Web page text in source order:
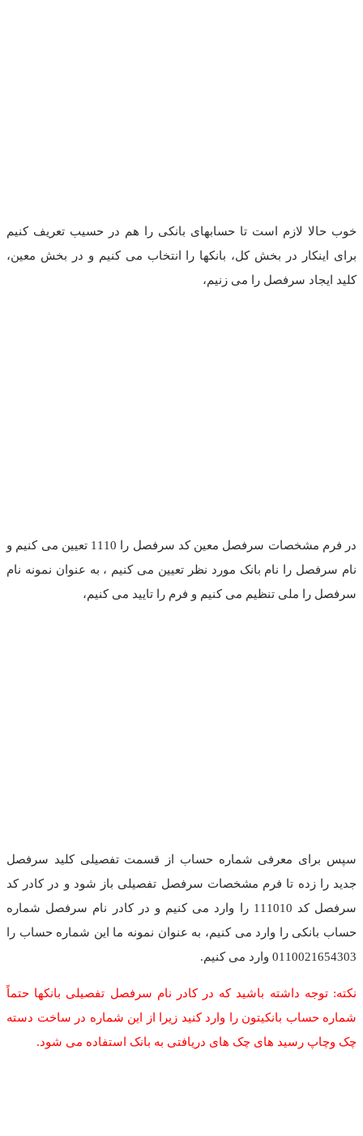
خوب حالا لازم است تا حسابهای بانکی را هم در حسیب تعریف کنیم
برای اینکار در بخش کل، بانکها را انتخاب می کنیم و در بخش معین،
کلید ایجاد سرفصل را می زنیم،
در فرم مشخصات سرفصل معین کد سرفصل را 1110 تعیین می کنیم و
نام سرفصل را نام بانک مورد نظر تعیین می کنیم ، به عنوان نمونه نام
سرفصل را ملی تنظیم می کنیم و فرم را تایید می کنیم،
سپس برای معرفی شماره حساب از قسمت تفصیلی کلید سرفصل
جدید را زده تا فرم مشخصات سرفصل تفصیلی باز شود و در کادر کد
سرفصل کد 111010 را وارد می کنیم و در کادر نام سرفصل شماره
حساب بانکی را وارد می کنیم، به عنوان نمونه ما این شماره حساب را
0110021654303 وارد می کنیم.
نکته: توجه داشته باشید که در کادر نام سرفصل تفصیلی بانکها حتماً
شماره حساب بانکیتون را وارد کنید زیرا از این شماره در ساخت دسته
چک وچاپ رسید های چک های دریافتی به بانک استفاده می شود.